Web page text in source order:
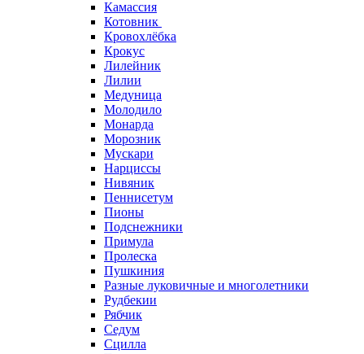
Камассия
Котовник
Кровохлёбка
Крокус
Лилейник
Лилии
Медуница
Молодило
Монарда
Морозник
Мускари
Нарциссы
Нивяник
Пеннисетум
Пионы
Подснежники
Примула
Пролеска
Пушкиния
Разные луковичные и многолетники
Рудбекии
Рябчик
Седум
Сцилла